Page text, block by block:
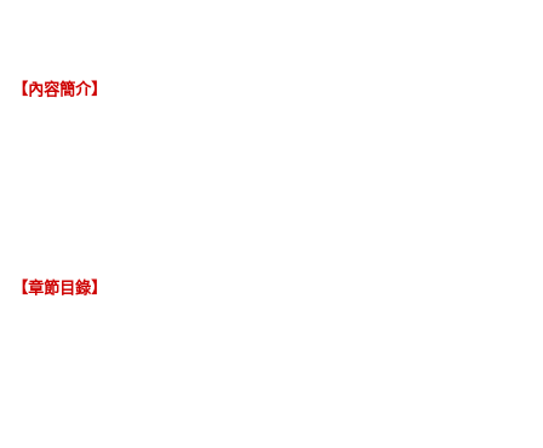
【內容簡介】
【章節目錄】